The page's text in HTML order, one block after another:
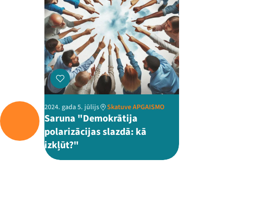
2024. gada 5. jūlijs Skatuve APGAISMO
Saruna "Demokrātija
polarizācijas slazdā: kā
izkļūt?"